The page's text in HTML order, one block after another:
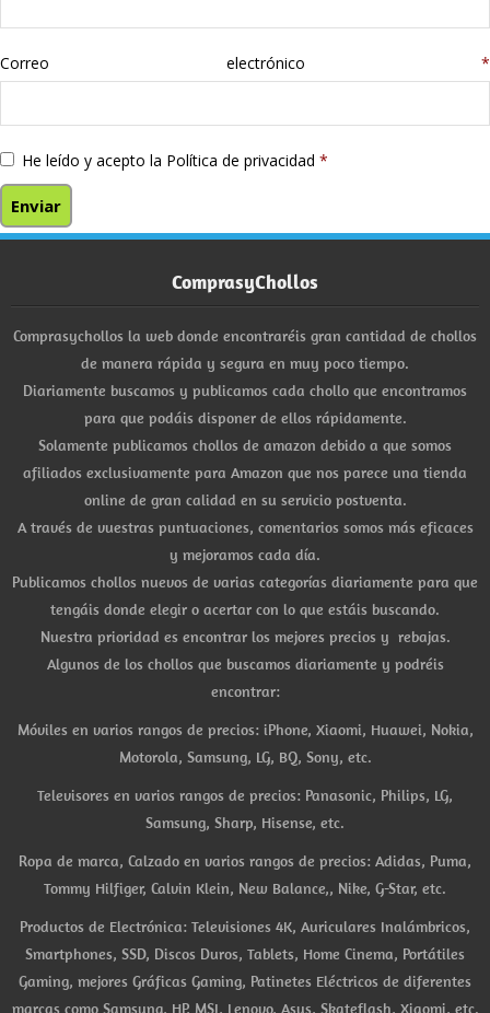
Correo electrónico *
He leído y acepto la Política de privacidad *
ComprasyChollos
Comprasychollos la web donde encontraréis gran cantidad de chollos
de manera rápida y segura en muy poco tiempo.
Diariamente buscamos y publicamos cada chollo que encontramos
para que podáis disponer de ellos rápidamente.
Solamente publicamos chollos de amazon debido a que somos
afiliados exclusivamente para Amazon que nos parece una tienda
online de gran calidad en su servicio postventa.
A través de vuestras puntuaciones, comentarios somos más eficaces
y mejoramos cada día.
Publicamos chollos nuevos de varias categorías diariamente para que
tengáis donde elegir o acertar con lo que estáis buscando.
Nuestra prioridad es encontrar los mejores precios y rebajas.
Algunos de los chollos que buscamos diariamente y podréis
encontrar:
Móviles en varios rangos de precios: iPhone, Xiaomi, Huawei, Nokia,
Motorola, Samsung, LG, BQ, Sony, etc.
Televisores en varios rangos de precios: Panasonic, Philips, LG,
Samsung, Sharp, Hisense, etc.
Ropa de marca, Calzado en varios rangos de precios: Adidas, Puma,
Tommy Hilfiger, Calvin Klein, New Balance,, Nike, G-Star, etc.
Productos de Electrónica: Televisiones 4K, Auriculares Inalámbricos,
Smartphones, SSD, Discos Duros, Tablets, Home Cinema, Portátiles
Gaming, mejores Gráficas Gaming, Patinetes Eléctricos de diferentes
marcas como Samsung, HP, MSI, Lenovo, Asus, Skateflash, Xiaomi, etc.